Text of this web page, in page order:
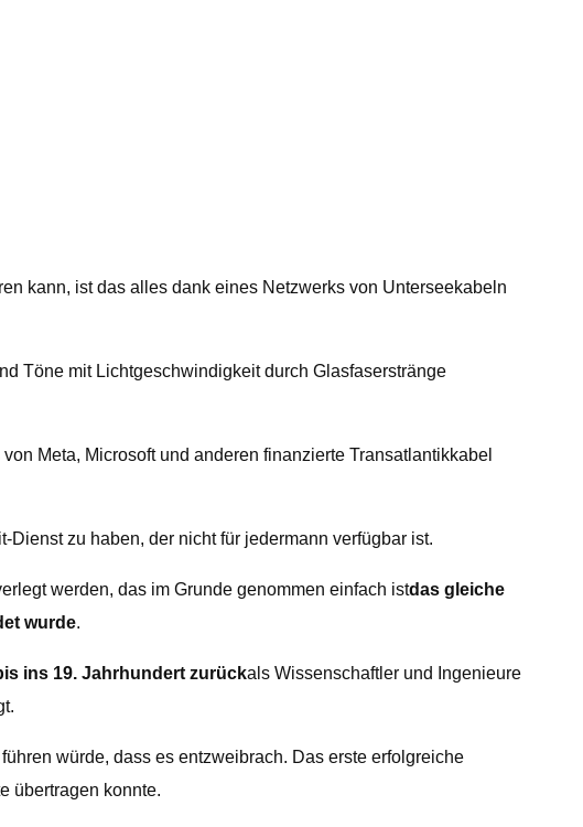
kann, ist das alles dank eines Netzwerks von Unterseekabeln
Töne mit Lichtgeschwindigkeit durch Glasfaserstränge
Meta, Microsoft und anderen finanzierte Transatlantikkabel
zu haben, der nicht für jedermann verfügbar ist.
werden, das im Grunde genommen einfach istdas gleiche
wurde.
ins 19. Jahrhundert zurückals Wissenschaftler und Ingenieure
würde, dass es entzweibrach. Das erste erfolgreiche
übertragen konnte.